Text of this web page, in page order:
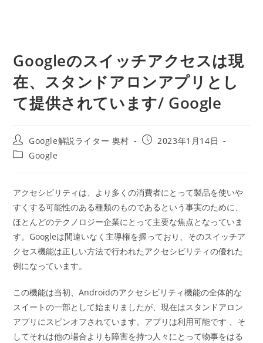
Googleのスイッチアクセスは現
在、スタンドアロンアプリとし
て提供されています/ Google
投
稿
者:
Google解説ライター 奥村
投
2023年1月14日
投
テ
ゴ
リ
ー:
Google
アクセシビリティは、より多くの消費者にとって製品を使いや
すくする可能性のある種類のものであるという事実のために、
ほとんどのテクノロジー企業にとって主要な焦点となっていま
す。Googleは間違いなく主導権を握っており、そのスイッチア
クセス機能は正しい方法で行われたアクセシビリティの優れた
例になっています。
この機能は当初、Androidのアクセシビリティ機能の全体的な
スイートの一部として始まりましたが、現在はスタンドアロン
アプリにスピンオフされています。アプリは利用可能です 、そ
してそれは他の場合よりも障害を持つ人々にとって物事をはる